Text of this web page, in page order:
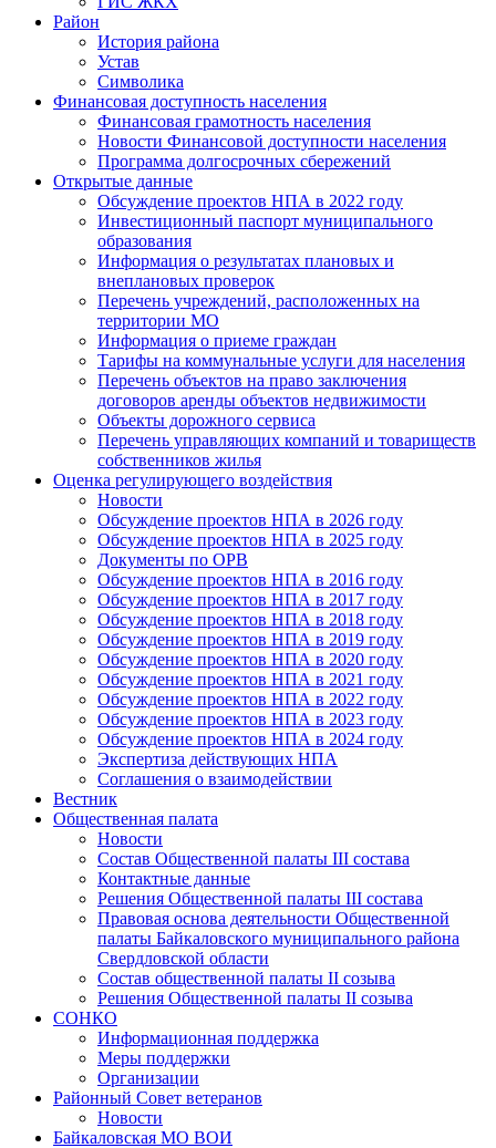
Район
История района
Устав
Символика
Финансовая доступность населения
Финансовая грамотность населения
Новости Финансовой доступности населения
Программа долгосрочных сбережений
Открытые данные
Обсуждение проектов НПА в 2022 году
Инвестиционный паспорт муниципального
образования
Информация о результатах плановых и
внеплановых проверок
Перечень учреждений, расположенных на
территории МО
Информация о приеме граждан
Тарифы на коммунальные услуги для населения
Перечень объектов на право заключения
договоров аренды объектов недвижимости
Объекты дорожного сервиса
Перечень управляющих компаний и товариществ
собственников жилья
Оценка регулирующего воздействия
Новости
Обсуждение проектов НПА в 2026 году
Обсуждение проектов НПА в 2025 году
Документы по ОРВ
Обсуждение проектов НПА в 2016 году
Обсуждение проектов НПА в 2017 году
Обсуждение проектов НПА в 2018 году
Обсуждение проектов НПА в 2019 году
Обсуждение проектов НПА в 2020 году
Обсуждение проектов НПА в 2021 году
Обсуждение проектов НПА в 2022 году
Обсуждение проектов НПА в 2023 году
Обсуждение проектов НПА в 2024 году
Экспертиза действующих НПА
Соглашения о взаимодействии
Вестник
Общественная палата
Новости
Состав Общественной палаты III состава
Контактные данные
Решения Общественной палаты III состава
Правовая основа деятельности Общественной
палаты Байкаловского муниципального района
Свердловской области
Состав общественной палаты II созыва
Решения Общественной палаты II созыва
СОНКО
Информационная поддержка
Меры поддержки
Организации
Районный Совет ветеранов
Новости
Байкаловская МО ВОИ